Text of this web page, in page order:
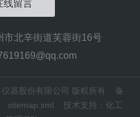
线留言
市北辛街道芙蓉街16号
器股份有限公司 版权所有 备
sitemap.xml 技术支持： 化工